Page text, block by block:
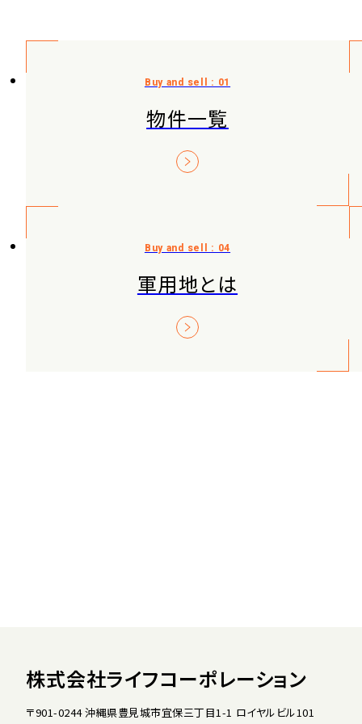
物件一覧
軍用地とは
株式会社ライフコーポレーション
〒901-0244 沖縄県豊見城市宜保三丁目1-1 ロイヤルビル101